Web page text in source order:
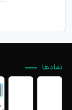
نمادها